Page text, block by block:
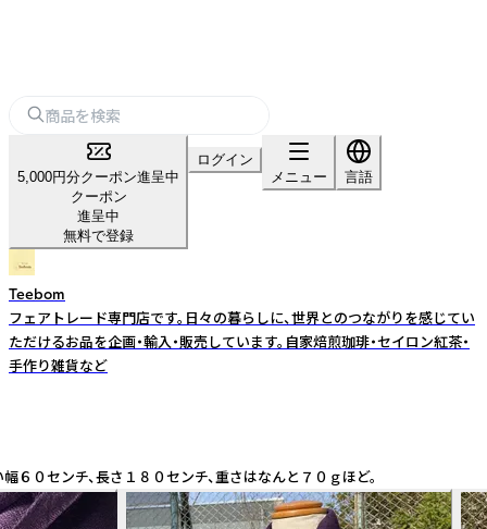
5,000円分クーポン進呈中
クーポン
進呈中
無料で登録
ログイン
メニュー
言語
Teebom
フェアトレード専門店です。日々の暮らしに、世界とのつながりを感じてい
ただけるお品を企画・輸入・販売しています。自家焙煎珈琲・セイロン紅茶・
手作り雑貨など
０センチ、長さ１８０センチ、重さはなんと７０ｇほど。